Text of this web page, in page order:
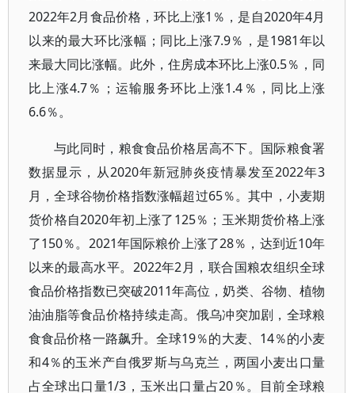
2022年2月食品价格，环比上涨1％，是自2020年4月
以来的最大环比涨幅；同比上涨7.9％，是1981年以
来最大同比涨幅。此外，住房成本环比上涨0.5％，同
比上涨4.7％；运输服务环比上涨1.4％，同比上涨
6.6％。
与此同时，粮食食品价格居高不下。国际粮食署
数据显示，从2020年新冠肺炎疫情暴发至2022年3
月，全球谷物价格指数涨幅超过65％。其中，小麦期
货价格自2020年初上涨了125％；玉米期货价格上涨
了150％。2021年国际粮价上涨了28％，达到近10年
以来的最高水平。2022年2月，联合国粮农组织全球
食品价格指数已突破2011年高位，奶类、谷物、植物
油油脂等食品价格持续走高。俄乌冲突加剧，全球粮
食食品价格一路飙升。全球19％的大麦、14％的小麦
和4％的玉米产自俄罗斯与乌克兰，两国小麦出口量
占全球出口量1/3，玉米出口量占20％。目前全球粮